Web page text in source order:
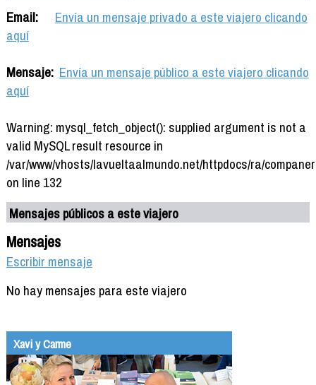
Email:
Envía un mensaje privado a este viajero clicando
aquí
Mensaje: Envía un mensaje público a este viajero clicando
aquí
Warning: mysql_fetch_object(): supplied argument is not a
valid MySQL result resource in
/var/www/vhosts/lavueltaalmundo.net/httpdocs/ra/
on line 132
Mensajes públicos a este viajero
Mensajes
Escribir mensaje
No hay mensajes para este viajero
Xavi y Carme